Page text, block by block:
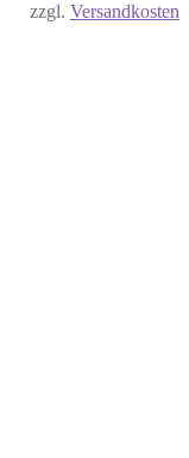
zzgl. Versandkosten